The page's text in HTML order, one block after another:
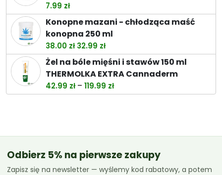
do
119.99 zł
7.99 zł
Konopne mazani - chłodząca maść
konopna 250 ml
38.00 zł Pierwotna
cena
wynosiła:
38.00 zł.
32.99 złAktualna
cena
wynosi:
32.99 zł.
Żel na bóle mięśni i stawów 150 ml
THERMOLKA EXTRA Cannaderm
42.99 zł – 119.99 złZakres
cen:
Odbierz 5% na pierwsze zakupy
Zapisz się na newsletter — wyślemy kod rabatowy, a potem